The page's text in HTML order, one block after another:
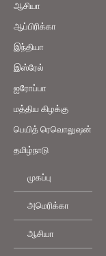
ஆசியா
ஆப்பிரிக்கா
இந்தியா
இஸ்ரேல்
ஐரோப்பா
மத்திய கிழக்கு
பெயித் ரெவொலுஷன்
தமிழ்நாடு
முகப்பு
அமெரிக்கா
ஆசியா